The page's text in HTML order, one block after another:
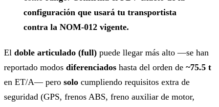
configuración que usará tu transportista
contra la NOM-012 vigente.
El doble articulado (full) puede llegar más alto —se han
reportado modos diferenciados hasta del orden de ~75.5 t
en ET/A— pero solo cumpliendo requisitos extra de
seguridad (GPS, frenos ABS, freno auxiliar de motor,